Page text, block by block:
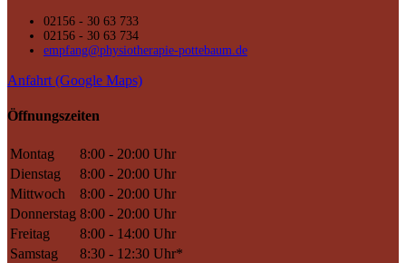
02156 - 30 63 733
02156 - 30 63 734
empfang@physiotherapie-pottebaum.de
Anfahrt (Google Maps)
Öffnungszeiten
Montag
8:00 - 20:00 Uhr
Dienstag
8:00 - 20:00 Uhr
Mittwoch
8:00 - 20:00 Uhr
Donnerstag 8:00 - 20:00 Uhr
Freitag
8:00 - 14:00 Uhr
Samstag
8:30 - 12:30 Uhr*